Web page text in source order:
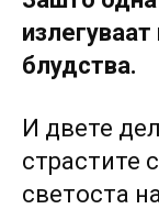
блудства.
И двете
страстите
светоста